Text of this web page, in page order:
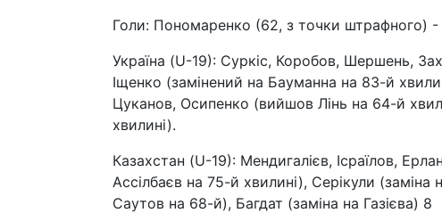
Голи: Пономаренко (62, з точки штрафного) -
Україна (U-19): Суркіс, Коробов, Шершень,
Іщенко (замінений на Бауманна на 83-й
Цуканов, Осипенко (вийшов Лінь на 64-й
хвилині).
Казахстан (U-19): Мендигалієв, Ісраїлов,
Ассілбаєв на 75-й хвилині), Серікули
Саутов на 68-й), Багдат (заміна на Газієва) 8